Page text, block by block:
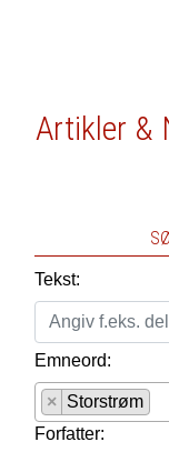
Artikler &
Tekst:
Emneord:
×
Storstrøm
Forfatter: